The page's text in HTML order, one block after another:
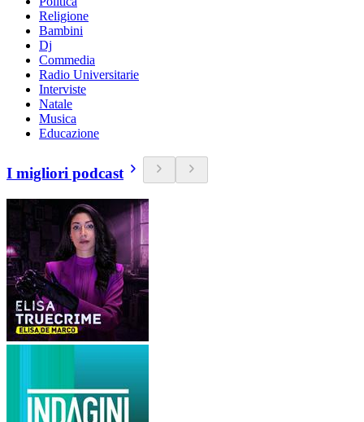
Religione
Bambini
Dj
Commedia
Radio Universitarie
Interviste
Natale
Musica
Educazione
I migliori podcast